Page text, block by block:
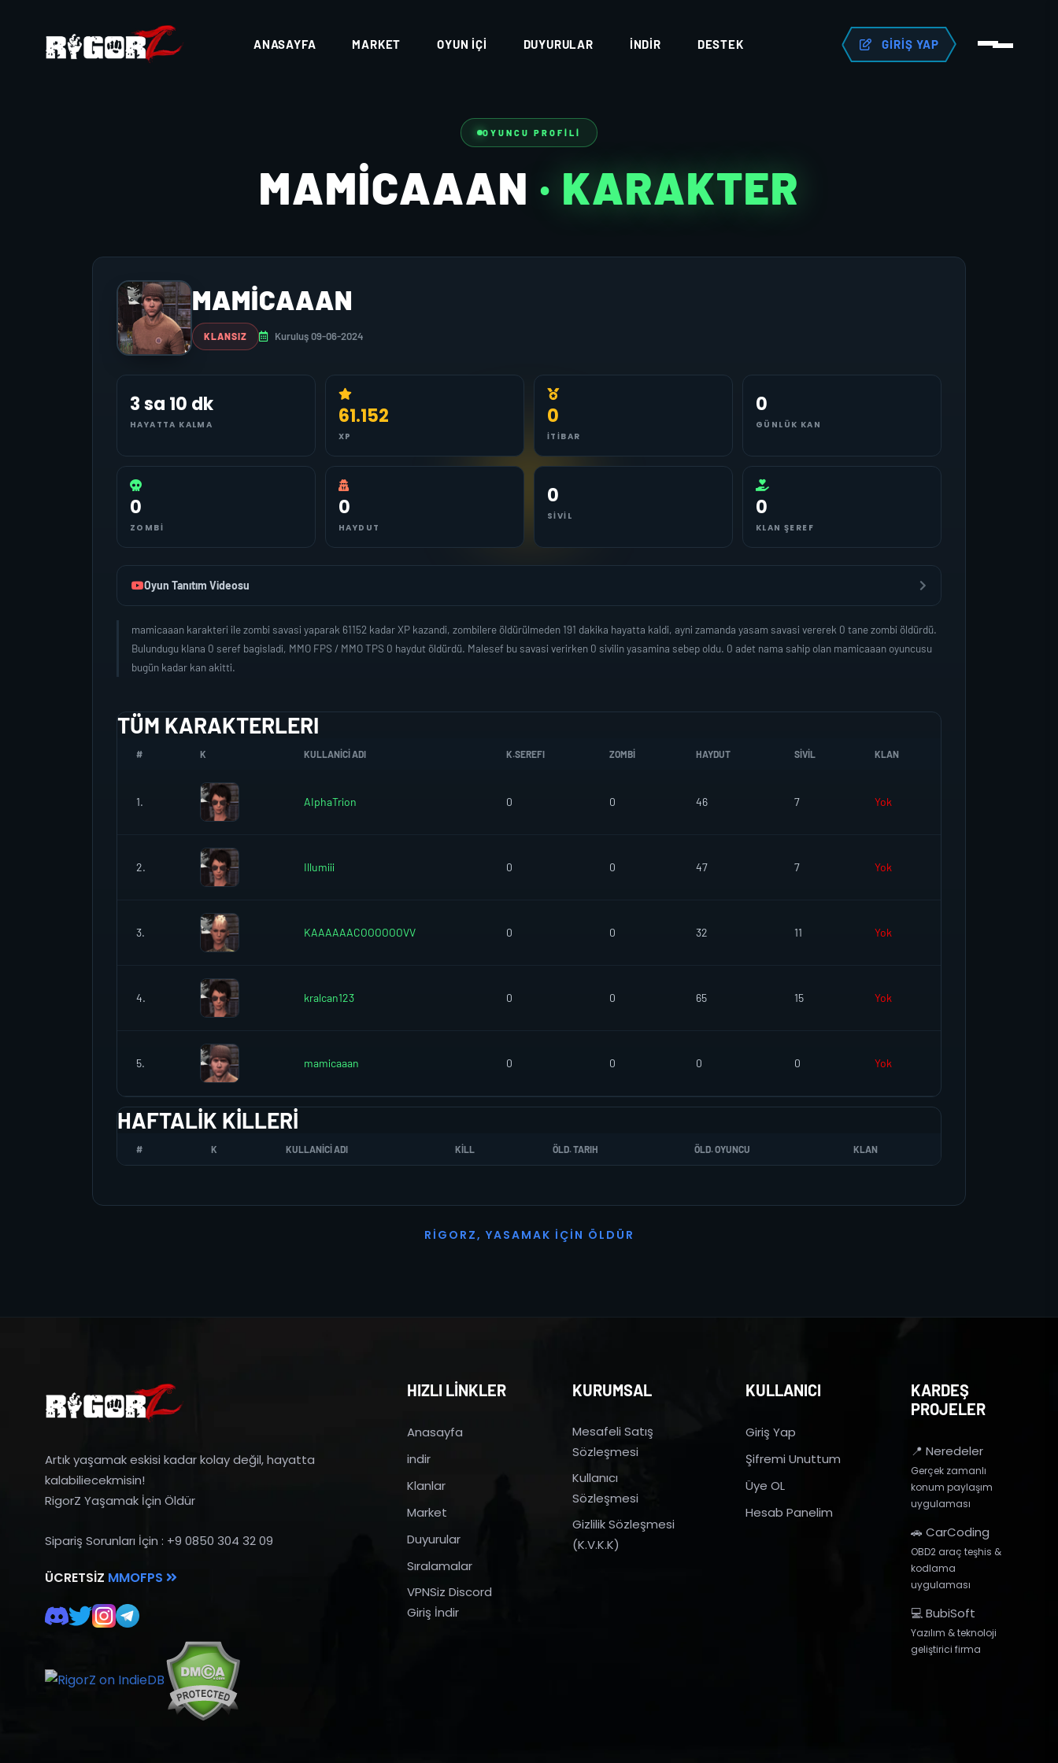
ANASAYFA MARKET OYUN İÇI DUYURULAR İNDIR DESTEK GIRIŞ YAP
OYUNCU PROFILI
MAMICAAAN · KARAKTER
MAMICAAAN
KLANSIZ Kuruluş 09-06-2024
3 sa 10 dk
HAYATTA KALMA 61.152
XP
0
İTIBAR
0
GÜNLÜK KAN
0
ZOMBI
0
HAYDUT
0
SIVIL 0
KLAN ŞEREF
Oyun Tanıtım Videosu
mamicaaan karakteri ile zombi savasi yaparak 61152 kadar XP kazandi, zombilere öldürülmeden 191 dakika hayatta kaldi, ayni zamanda yasam savasi vererek 0 tane zombi öldürdü.
Bulundugu klana 0 seref bagisladi, MMO FPS / MMO TPS 0 haydut öldürdü. Malesef bu savasi verirken 0 sivilin yasamina sebep oldu. 0 adet nama sahip olan mamicaaan oyuncusu
bugün kadar kan akitti.
TÜM KARAKTERLERI
# K KULLANICI ADI K.SEREFI ZOMBI HAYDUT SIVIL KLAN
1. AIphaTrion 0 0 46 7 Yok
2. Illumiii 0 0 47 7 Yok
3. KAAAAAACOOOOOOVV 0 0 32 11 Yok
4. kralcan123 0 0 65 15 Yok
5. mamicaaan 0 0 0 0 Yok
HAFTALIK KILLERI
# K KULLANICI ADI KILL ÖLD. TARIH ÖLD. OYUNCU KLAN
R I G O R Z, YASAMAK İ ÇI N Ö L D Ü R
Artık yaşamak eskisi kadar kolay değil, hayatta
kalabiliecekmisin!
RigorZ Yaşamak İçin Öldür
Sipariş Sorunları İçin : +9 0850 304 32 09
ÜCRETSIZ MMOFPS
HIZLI LİNKLER
Anasayfa
indir
Klanlar
Market
Duyurular
Sıralamalar
VPNSiz Discord
Giriş İndir
KURUMSAL
Mesafeli Satış
Sözleşmesi
Kullanıcı
Sözleşmesi
Gizlilik Sözleşmesi
(K.V.K.K)
KULLANICI
Giriş Yap
Şifremi Unuttum
Üye OL
Hesab Panelim
KARDEŞ
PROJELER
📍 Neredeler
Gerçek zamanlı
konum paylaşım
uygulaması
🚗 CarCoding
OBD2 araç teşhis &
kodlama
uygulaması
💻 BubiSoft
Yazılım & teknoloji
geliştirici firma